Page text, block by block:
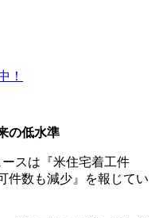
の低水準
スは『米住宅着工件
件数も減少』を報じてい